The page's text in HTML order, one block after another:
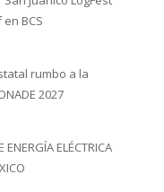
BCS
rumbo a la
2027
ENERGÍA ELÉCTRICA